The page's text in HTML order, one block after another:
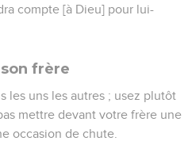
compte [à Dieu] pour lui-
frère
les uns les autres ; usez plutôt
mettre devant votre frère une
occasion de chute.